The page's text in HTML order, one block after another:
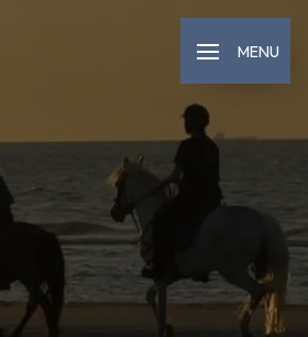
MENU